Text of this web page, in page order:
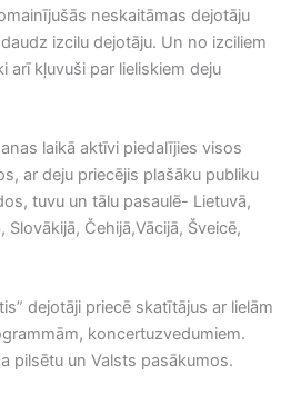
neskaitāmas dejotāju
izcilu dejotāju. Un no izciliem
arī kļuvuši par lieliskiem deju
laikā aktīvi piedalījies visos
ar deju priecējis plašāku publiku
tuvu un tālu pasaulē- Lietuvā,
Slovākijā, Čehijā,Vācijā, Šveicē,
dejotāji priecē skatītājus ar lielām
koncertuzvedumiem.
pilsētu un Valsts pasākumos.